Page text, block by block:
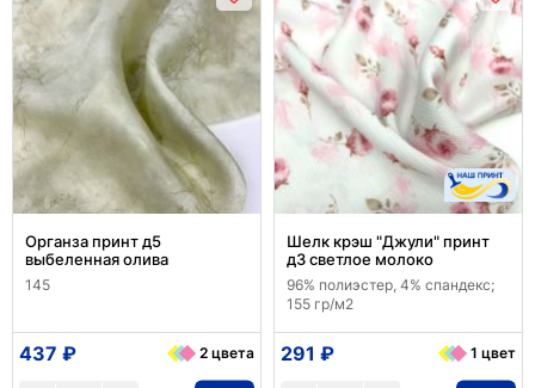
Органза принт д5
выбеленная олива
145
437 ₽ 2 цвета
Шелк крэш "Джули" принт
д3 светлое молоко
96% полиэстер, 4% спандекс;
155 гр/м2
291 ₽ 1 цвет